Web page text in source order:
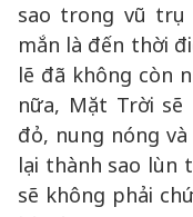
sao trong vũ trụ
mắn là đến thời
lẽ đã không còn
nữa, Mặt Trời
đỏ, nung nóng
lại thành sao lùn
sẽ không phải